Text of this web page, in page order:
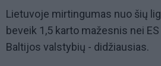
Lietuvoje mirtingumas nuo šių
beveik 1,5 karto mažesnis nei
Baltijos valstybių - didžiausias.